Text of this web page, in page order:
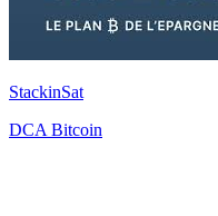
StackinSat
DCA Bitcoin